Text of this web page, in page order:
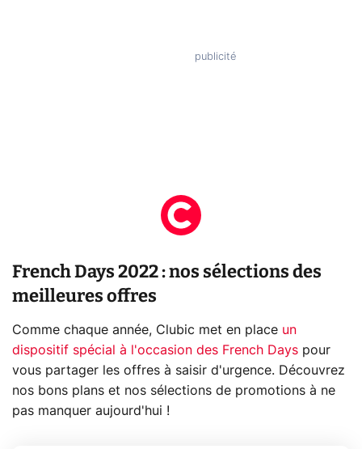
French Days 2022 : nos sélections des
meilleures offres
Comme chaque année, Clubic met en place un
dispositif spécial à l'occasion des French Days pour
vous partager les offres à saisir d'urgence. Découvrez
nos bons plans et nos sélections de promotions à ne
pas manquer aujourd'hui !